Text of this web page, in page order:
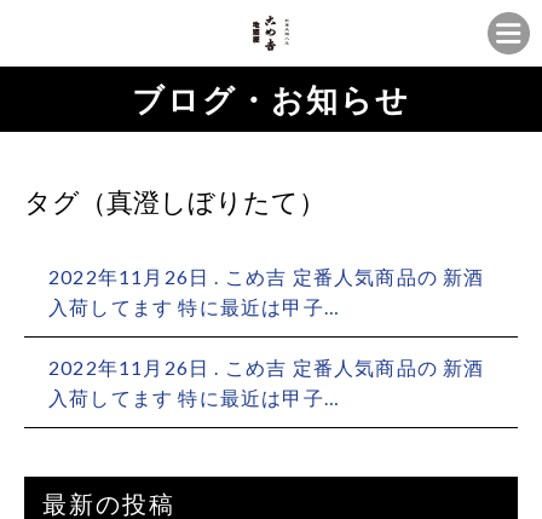
ブログ・お知らせ
タグ（真澄しぼりたて）
2022年11月26日 . こめ吉 定番人気商品の 新酒
入荷してます 特に最近は甲子…
2022年11月26日 . こめ吉 定番人気商品の 新酒
入荷してます 特に最近は甲子…
最新の投稿